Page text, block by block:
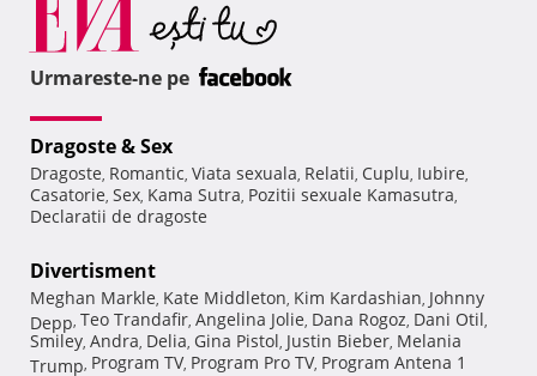
Urmareste-ne pe
Dragoste & Sex
Dragoste, Romantic, Viata sexuala, Relatii, Cuplu, Iubire,
Casatorie, Sex, Kama Sutra, Pozitii sexuale Kamasutra,
Declaratii de dragoste
Divertisment
Meghan Markle, Kate Middleton, Kim Kardashian, Johnny
Depp, Teo Trandafir, Angelina Jolie, Dana Rogoz, Dani Otil,
Smiley, Andra, Delia, Gina Pistol, Justin Bieber, Melania
Trump, Program TV, Program Pro TV, Program Antena 1